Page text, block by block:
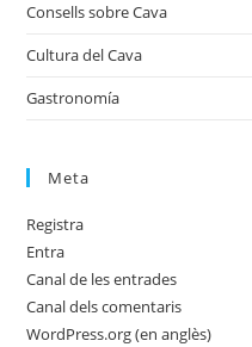
Consells sobre Cava
Cultura del Cava
Gastronomía
Meta
Registra
Entra
Canal de les entrades
Canal dels comentaris
WordPress.org (en anglès)